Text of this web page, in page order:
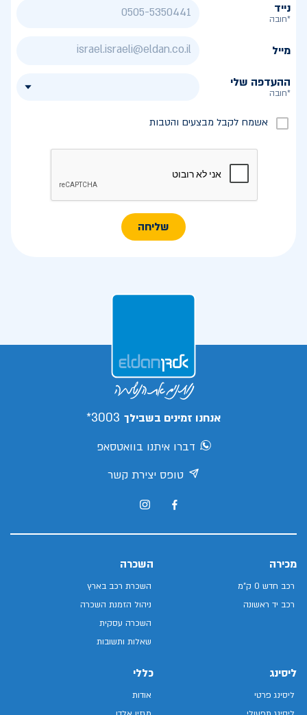
נייד
*חובה
מייל
ההעדפה שלי
*חובה
אשמח לקבל מבצעים והטבות
שליחה
אנחנו זמינים בשבילך 3003*
דברו איתנו בוואטסאפ
טופס יצירת קשר
מכירה
רכב חדש 0 ק"מ
רכב יד ראשונה
השכרה
השכרת רכב בארץ
ניהול הזמנת השכרה
השכרה עסקית
שאלות ותשובות
ליסינג
ליסינג פרטי
כללי
אודות